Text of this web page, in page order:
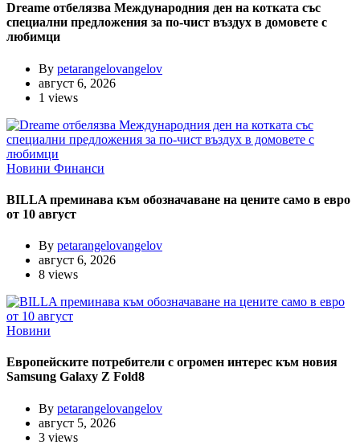
Dreame отбелязва Международния ден на котката със
специални предложения за по-чист въздух в домовете с
любимци
By petarangelovangelov
август 6, 2026
1 views
Новини Финанси
BILLA преминава към обозначаване на цените само в евро
от 10 август
By petarangelovangelov
август 6, 2026
8 views
Новини
Европейските потребители с огромен интерес към новия
Samsung Galaxy Z Fold8
By petarangelovangelov
август 5, 2026
3 views